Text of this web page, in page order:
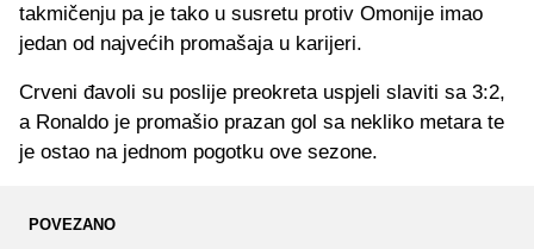
takmičenju pa je tako u susretu protiv Omonije imao
jedan od najvećih promašaja u karijeri.
Crveni đavoli su poslije preokreta uspjeli slaviti sa 3:2,
a Ronaldo je promašio prazan gol sa nekliko metara te
je ostao na jednom pogotku ove sezone.
POVEZANO